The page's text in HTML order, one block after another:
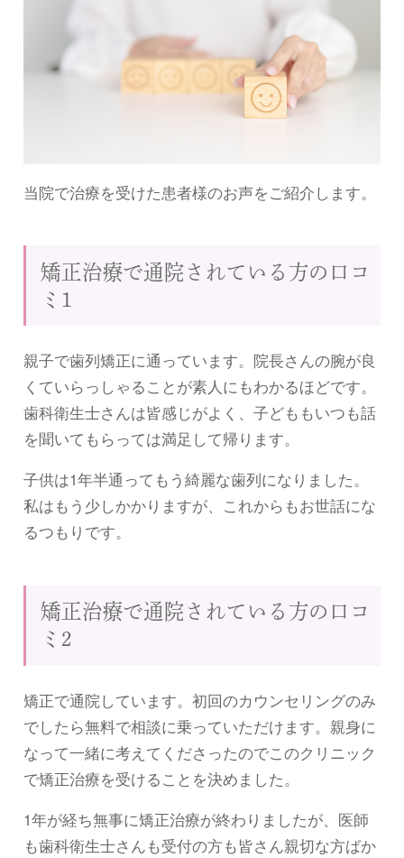
当院で治療を受けた患者様のお声をご紹介します。
矯正治療で通院されている方の口コ
ミ1
親子で歯列矯正に通っています。院長さんの腕が良
くていらっしゃることが素人にもわかるほどです。
歯科衛生士さんは皆感じがよく、子どももいつも話
を聞いてもらっては満足して帰ります。
子供は1年半通ってもう綺麗な歯列になりました。
私はもう少しかかりますが、これからもお世話にな
るつもりです。
矯正治療で通院されている方の口コ
ミ2
矯正で通院しています。初回のカウンセリングのみ
でしたら無料で相談に乗っていただけます。親身に
なって一緒に考えてくださったのでこのクリニック
で矯正治療を受けることを決めました。
1年が経ち無事に矯正治療が終わりましたが、医師
も歯科衛生士さんも受付の方も皆さん親切な方ばか